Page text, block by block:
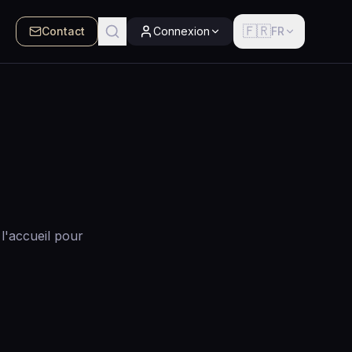
Contact Connexion 🇫🇷FR
pour